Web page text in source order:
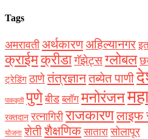
Tags
अमरावती अर्थकारणअहिल्यानगर
क्राईमक्रीडागॅझेट्सग्लोबल
ट्रेडिंग ठाणेतंत्रज्ञानतब्येत पाणी
पाककृती पुणे बीड ब्लॉग मनोरंजन
रक्‍तदान रत्नागिरी राजकारणलाइफ
योजना शेतीशैक्षणिक सातारा सोलापूर